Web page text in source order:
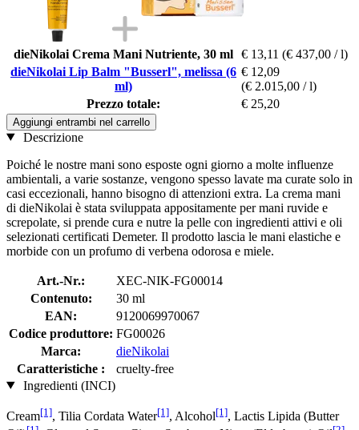
dieNikolai Crema Mani Nutriente, 30 ml € 13,11 (€ 437,00 / l)
dieNikolai Lip Balm "Busserl", melissa (6
ml)
€ 12,09
(€ 2.015,00 / l)
Prezzo totale:
€ 25,20
Aggiungi entrambi nel carrello
Descrizione
Poiché le nostre mani sono esposte ogni giorno a molte influenze
ambientali, a varie sostanze, vengono spesso lavate ma curate solo in
casi eccezionali, hanno bisogno di attenzioni extra. La crema mani
di dieNikolai è stata sviluppata appositamente per mani ruvide e
screpolate, si prende cura e nutre la pelle con ingredienti attivi e oli
selezionati certificati Demeter. Il prodotto lascia le mani elastiche e
morbide con un profumo di verbena odorosa e miele.
Art.-Nr.:
XEC-NIK-FG00014
Contenuto:
30 ml
EAN:
9120069970067
Codice produttore: FG00026
Marca:
dieNikolai
Caratteristiche :
cruelty-free
Ingredienti (INCI)
Cream[1], Tilia Cordata Water[1], Alcohol[1], Lactis Lipida (Butter